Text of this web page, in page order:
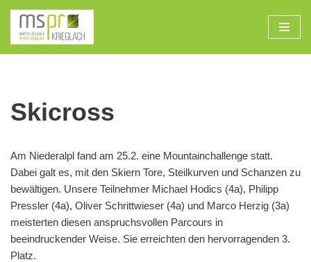
Zum
Inhalt
Skicross
Am Niederalpl fand am 25.2. eine Mountainchallenge statt.
Dabei galt es, mit den Skiern Tore, Steilkurven und Schanzen zu
bewältigen. Unsere Teilnehmer Michael Hodics (4a), Philipp
Pressler (4a), Oliver Schrittwieser (4a) und Marco Herzig (3a)
meisterten diesen anspruchsvollen Parcours in
beeindruckender Weise. Sie erreichten den hervorragenden 3.
Platz.